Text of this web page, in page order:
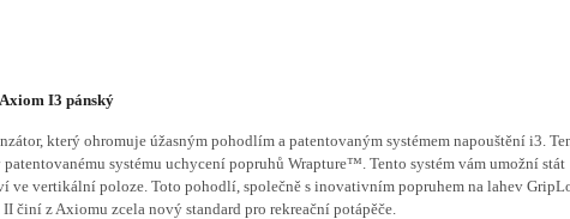
I3 pánský
který ohromuje úžasným pohodlím a patentovaným systémem napouštění i3.
systému uchycení popruhů Wrapture™. Tento systém vám umožní stát
ve vertikální poloze. Toto pohodlí, společně s inovativním popruhem na lahev
činí z Axiomu zcela nový standard pro rekreační potápěče.